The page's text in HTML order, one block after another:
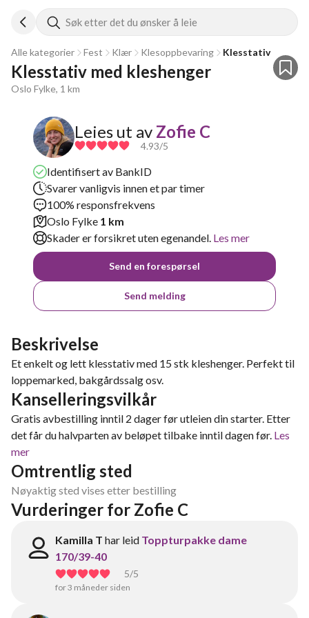
Søk etter det du ønsker å leie
Alle kategorier Fest Klær Klesoppbevaring Klesstativ
Klesstativ med kleshenger
Oslo Fylke, 1 km
Leies ut av Zofie C
4.93/5
Identifisert av BankID
Svarer vanligvis innen et par timer
100% responsfrekvens
Oslo Fylke 1 km
Skader er forsikret uten egenandel. Les mer
Send en forespørsel
Send melding
Beskrivelse
Et enkelt og lett klesstativ med 15 stk kleshenger. Perfekt til
loppemarked, bakgårdssalg osv.
Kanselleringsvilkår
Gratis avbestilling inntil 2 dager før utleien din starter. Etter
det får du halvparten av beløpet tilbake inntil dagen før. Les
mer
Omtrentlig sted
Nøyaktig sted vises etter bestilling
Vurderinger for Zofie C
Kamilla T har leid Toppturpakke dame
170/39-40
5/5
for 3 måneder siden